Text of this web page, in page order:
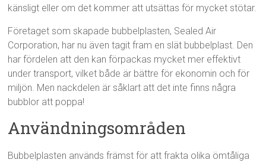
känsligt eller om det kommer att utsättas för mycket stötar.
Företaget som skapade bubbelplasten, Sealed Air
Corporation, har nu även tagit fram en slät bubbelplast. Den
har fördelen att den kan förpackas mycket mer effektivt
under transport, vilket både är bättre för ekonomin och för
miljön. Men nackdelen är såklart att det inte finns några
bubblor att poppa!
Användningsområden
Bubbelplasten används främst för att frakta olika ömtåliga